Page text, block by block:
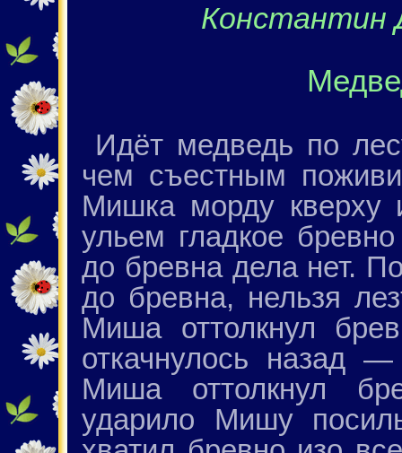
Константин
Идёт медведь по
чем съестным
Мишка морду кверху
ульем гладкое
до бревна дела нет.
до бревна, нельзя
Миша оттолкнул
откачнулось назад
Миша оттолкнул
ударило Мишу